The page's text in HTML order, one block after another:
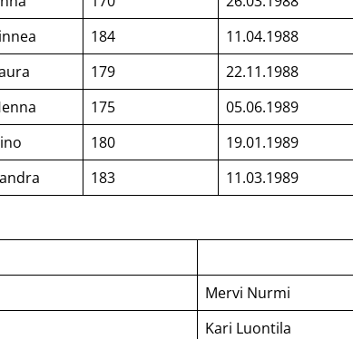
184 11.04.1988
179 22.11.1988
175 05.06.1989
180 19.01.1989
183 11.03.1989
Mervi Nurmi
Kari Luontila